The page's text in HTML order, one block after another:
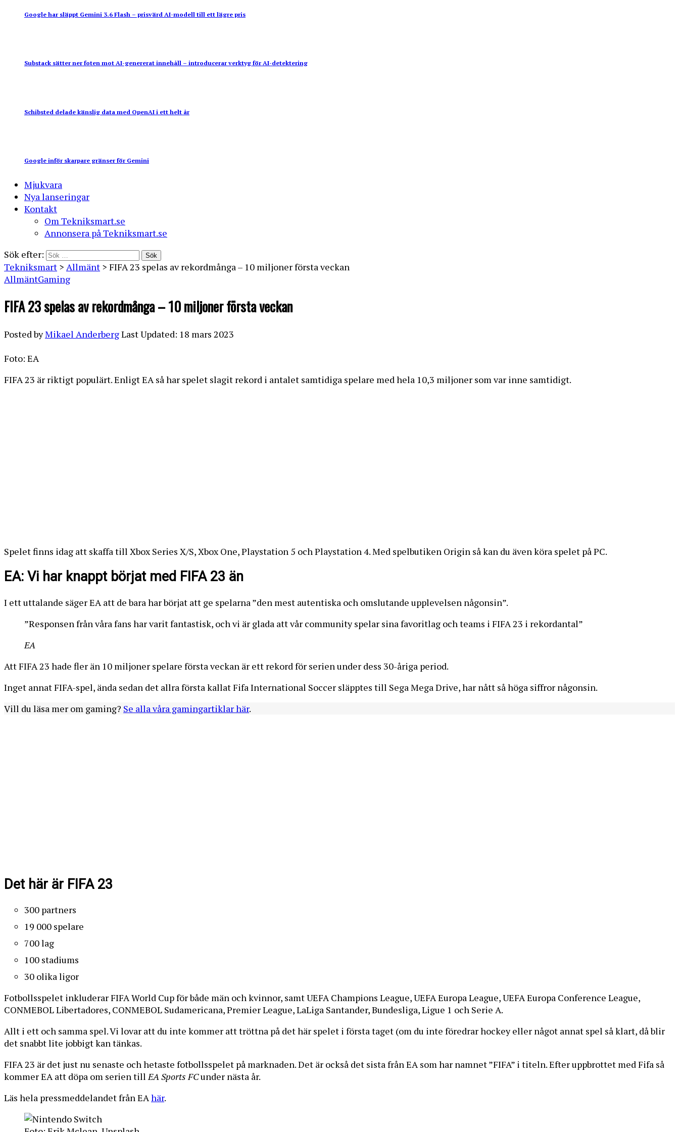
Google har släppt Gemini 3.6 Flash – prisvärd AI-modell till ett lägre pris
Substack sätter ner foten mot AI-genererat innehåll – introducerar verktyg för AI-detektering
Schibsted delade känslig data med OpenAI i ett helt år
Google inför skarpare gränser för Gemini
Mjukvara
Nya lanseringar
Kontakt
Om Tekniksmart.se
Annonsera på Tekniksmart.se
Sök efter:
Tekniksmart > Allmänt > FIFA 23 spelas av rekordmånga – 10 miljoner första veckan
AllmäntGaming
FIFA 23 spelas av rekordmånga – 10 miljoner första veckan
Posted byMikael AnderbergLast Updated: 18 mars 2023
Foto: EA
FIFA 23 är riktigt populärt. Enligt EA så har spelet slagit rekord i antalet samtidiga spelare med hela 10,3 miljoner som var inne samtidigt.
Spelet finns idag att skaffa till Xbox Series X/S, Xbox One, Playstation 5 och Playstation 4. Med spelbutiken Origin så kan du även köra spelet på PC.
EA: Vi har knappt börjat med FIFA 23 än
I ett uttalande säger EA att de bara har börjat att ge spelarna ”den mest autentiska och omslutande upplevelsen någonsin”.
”Responsen från våra fans har varit fantastisk, och vi är glada att vår community spelar sina favoritlag och teams i FIFA 23 i rekordantal”
EA
Att FIFA 23 hade fler än 10 miljoner spelare första veckan är ett rekord för serien under dess 30-åriga period.
Inget annat FIFA-spel, ända sedan det allra första kallat Fifa International Soccer släpptes till Sega Mega Drive, har nått så höga siffror någonsin.
Vill du läsa mer om gaming? Se alla våra gamingartiklar här.
Det här är FIFA 23
300 partners
19 000 spelare
700 lag
100 stadiums
30 olika ligor
Fotbollsspelet inkluderar FIFA World Cup för både män och kvinnor, samt UEFA Champions League, UEFA Europa League, UEFA Europa Conference League,
CONMEBOL Libertadores, CONMEBOL Sudamericana, Premier League, LaLiga Santander, Bundesliga, Ligue 1 och Serie A.
Allt i ett och samma spel. Vi lovar att du inte kommer att tröttna på det här spelet i första taget (om du inte föredrar hockey eller något annat spel så klart, då blir
det snabbt lite jobbigt kan tänkas.
FIFA 23 är det just nu senaste och hetaste fotbollsspelet på marknaden. Det är också det sista från EA som har namnet ”FIFA” i titeln. Efter uppbrottet med Fifa så
kommer EA att döpa om serien tillEA Sports FCunder nästa år.
Läs hela pressmeddelandet från EAhär.